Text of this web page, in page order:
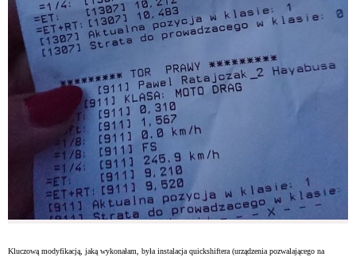
Kluczową modyfikacją, jaką wykonałam, była instalacja quickshiftera (urządzenia pozwalającego na